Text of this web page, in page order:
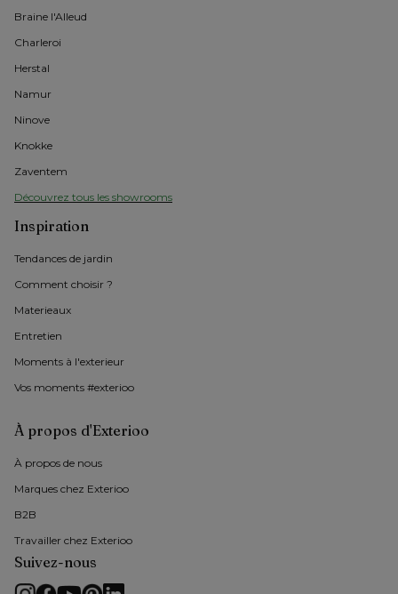
Braine l'Alleud
Charleroi
Herstal
Namur
Ninove
Knokke
Zaventem
Découvrez tous les showrooms
Inspiration
Tendances de jardin
Comment choisir ?
Materieaux
Entretien
Moments à l'exterieur
Vos moments #exterioo
À propos d'Exterioo
À propos de nous
Marques chez Exterioo
B2B
Travailler chez Exterioo
Suivez-nous